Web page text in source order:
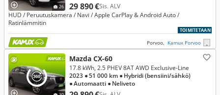
26 29 890 €Sis. ALV
HUD / Peruutuskamera / Navi / Apple CarPlay & Android Auto /
Ratinlämmitin
TOIMITETAAN
Porvoo, Kamux Porvoo
Mazda CX-60
17.8 kWh, 2.5 PHEV 8AT AWD Exclusive-Line
2023 ● 51 000 km ● Hybridi (bensiini/sähkö)
● Automaatti ● Neliveto